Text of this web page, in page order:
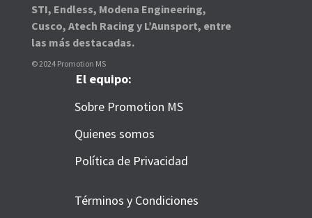
STI, Endless, Modena Engineering,
Cusco, Atech Racing y L’Aunsport, entre
las más destacadas.
© 2024 Promotion MS
El equipo:
Sobre Promotion MS
Quienes somos
Política de Privacidad
Términos y Condiciones